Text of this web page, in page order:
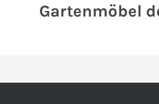
Gartenmöbel